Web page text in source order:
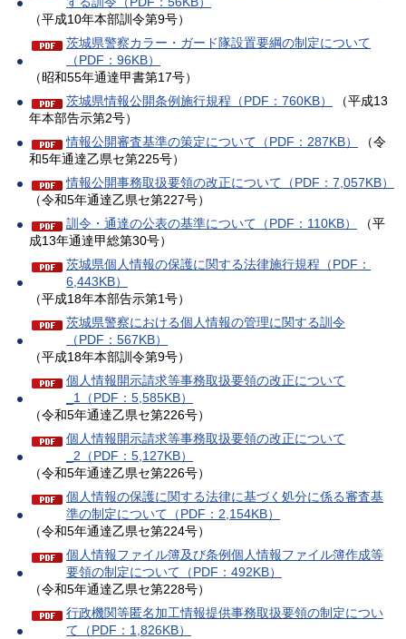
（平成10年本部訓令第9号）
茨城県警察カラー・ガード隊設置要綱の制定について
（PDF：96KB）
（昭和55年通達甲書第17号）
茨城県情報公開条例施行規程（PDF：760KB）
（平成13
年本部告示第2号）
情報公開審査基準の策定について（PDF：287KB）
（令
和5年通達乙県セ第225号）
情報公開事務取扱要領の改正について（PDF：7,057KB）
（令和5年通達乙県セ第227号）
訓令・通達の公表の基準について（PDF：110KB）
（平
成13年通達甲総第30号）
茨城県個人情報の保護に関する法律施行規程（PDF：
6,443KB）
（平成18年本部告示第1号）
茨城県警察における個人情報の管理に関する訓令
（PDF：567KB）
（平成18年本部訓令第9号）
個人情報開示請求等事務取扱要領の改正について
_1（PDF：5,585KB）
（令和5年通達乙県セ第226号）
個人情報開示請求等事務取扱要領の改正について
_2（PDF：5,127KB）
（令和5年通達乙県セ第226号）
個人情報の保護に関する法律に基づく処分に係る審査基
準の制定について（PDF：2,154KB）
（令和5年通達乙県セ第224号）
個人情報ファイル簿及び条例個人情報ファイル簿作成等
要領の制定について（PDF：492KB）
（令和5年通達乙県セ第228号）
行政機関等匿名加工情報提供事務取扱要領の制定につい
て（PDF：1,826KB）